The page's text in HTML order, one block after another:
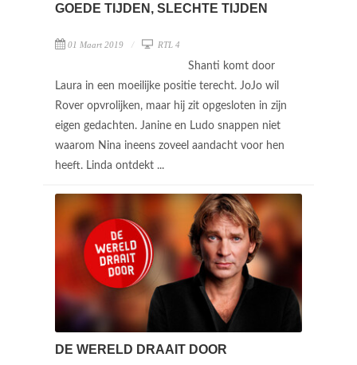
GOEDE TIJDEN, SLECHTE TIJDEN
01 Maart 2019 RTL 4
Shanti komt door
Laura in een moeilijke positie terecht. JoJo wil
Rover opvrolijken, maar hij zit opgesloten in zijn
eigen gedachten. Janine en Ludo snappen niet
waarom Nina ineens zoveel aandacht voor hen
heeft. Linda ontdekt ...
DE WERELD DRAAIT DOOR